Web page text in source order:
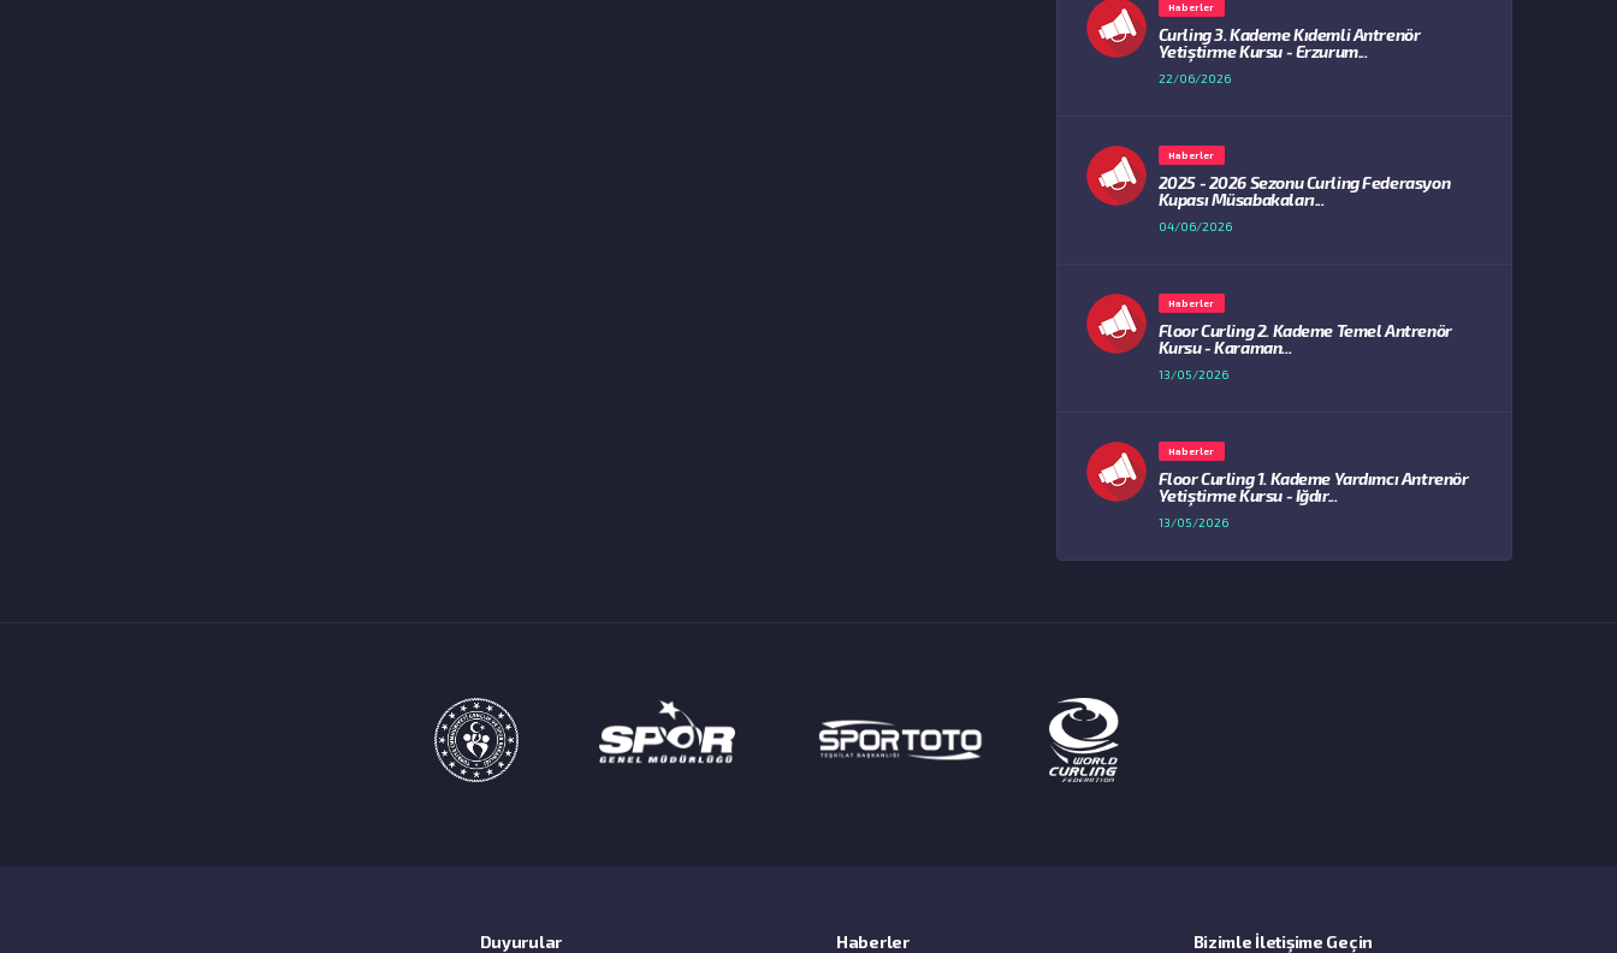
Haberler
Curling 3. Kademe Kıdemli Antrenör
Yetiştirme Kursu - Erzurum...
22/06/2026
Haberler
2025 - 2026 Sezonu Curling Federasyon
Kupası Müsabakaları...
04/06/2026
Haberler
Floor Curling 2. Kademe Temel Antrenör
Kursu - Karaman...
13/05/2026
Haberler
Floor Curling 1. Kademe Yardımcı Antrenör
Yetiştirme Kursu - Iğdır...
13/05/2026
Duyurular Haberler Bizimle İletişime Geçin